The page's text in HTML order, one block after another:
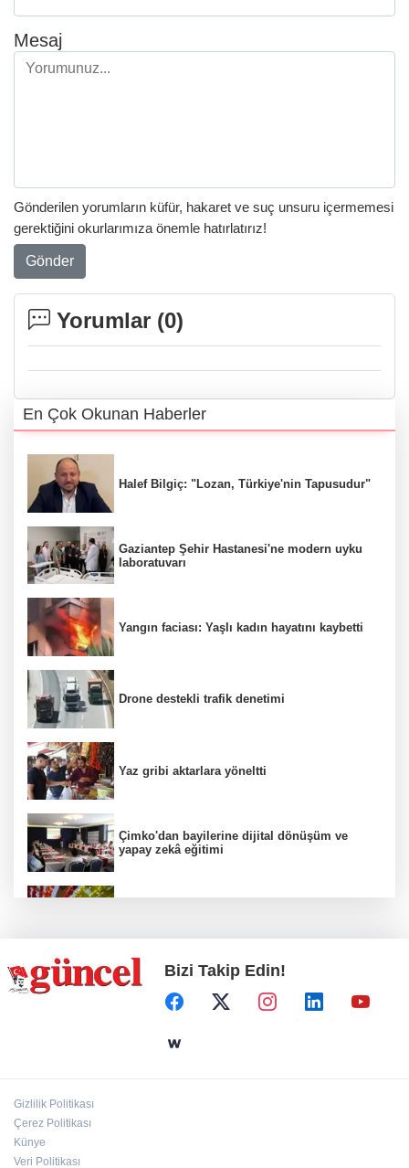
Mesaj
Gönderilen yorumların küfür, hakaret ve suç unsuru içermemesi
gerektiğini okurlarımıza önemle hatırlatırız!
Gönder
Yorumlar (0)
En Çok Okunan Haberler
Halef Bilgiç: "Lozan, Türkiye'nin Tapusudur"
Gaziantep Şehir Hastanesi'ne modern uyku
laboratuvarı
Yangın faciası: Yaşlı kadın hayatını kaybetti
Drone destekli trafik denetimi
Yaz gribi aktarlara yöneltti
Çimko'dan bayilerine dijital dönüşüm ve
yapay zekâ eğitimi
Hamileler denize veya havuza girebilir mi?
Bizi Takip Edin!
Gizlilik Politikası
Çerez Politikası
Künye
Veri Politikası